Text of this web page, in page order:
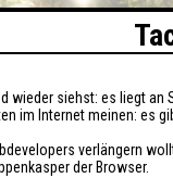
wieder siehst: es liegt
im Internet meinen: es
verlängern
der Browser.